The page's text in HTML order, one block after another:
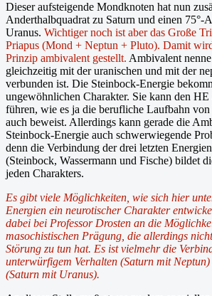
Dieser aufsteigende Mondknoten hat nun
Anderthalbquadrat zu Saturn und einen 75°-
Uranus. Wichtiger noch ist aber das Große
Priapus (Mond + Neptun + Pluto). Damit
Prinzip ambivalent gestellt. Ambivalent
gleichzeitig mit der uranischen und mit der
verbunden ist. Die Steinbock-Energie
ungewöhnlichen Charakter. Sie kann den
führen, wie es ja die berufliche Laufbahn von
auch beweist. Allerdings kann gerade die
Steinbock-Energie auch schwerwiegende
denn die Verbindung der drei letzten
(Steinbock, Wassermann und Fische) bildet
jeden Charakters.
Es gibt viele Möglichkeiten, wie sich hier
Energien ein neurotischer Charakter
dabei bei Professor Drosten an die
masochistischen Prägung, die allerdings
Störung zu tun hat. Es ist vielmehr die
unterwürfigem Verhalten (Saturn mit
(Saturn mit Uranus).